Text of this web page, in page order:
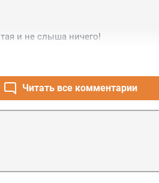
и не слыша ничего!
Читать все комментарии